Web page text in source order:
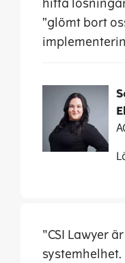
hitta
”glömt bort
"CSI Lawyer